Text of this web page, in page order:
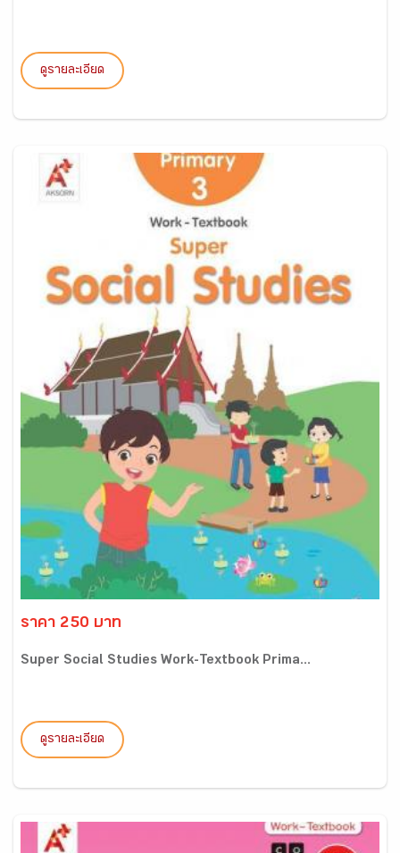
ดูรายละเอียด
ราคา 250 บาท
Super Social Studies Work-Textbook Prima...
ดูรายละเอียด